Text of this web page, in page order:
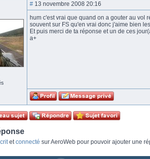
# 13 novembre 2008 20:16
hum c'est vrai que quand on a gouter au
souvent sur FS qu'en vrai donc j'aime bien
Et puis merci de ta réponse et un de ces
a+
etconnecté sur AeroWeb pour pouvoir ajouter une